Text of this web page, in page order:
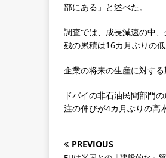
部にある」と述べた。
調査では、成長減速の中
残の累積は16カ月ぶりの
企業の将来の生産に対す
ドバイの非石油民間部門
注の伸びが4カ月ぶりの高
PREVIOUS